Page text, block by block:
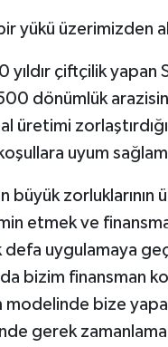
yükü üzerimizden
çiftçilik yapan
dönümlük
üretimi
uyum
zorluklarının
etmek ve
defa uygulamaya
bizim finansman
bize
gerek